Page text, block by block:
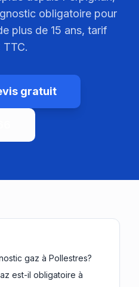
obligatoire pour
plus de 15 ans, tarif
gratuit
gaz à Pollestres?
est-il obligatoire à